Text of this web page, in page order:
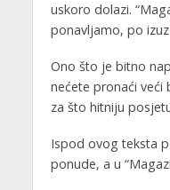
uskoro dolazi.
ponavljamo, po
Ono što je bitno
nećete pronaći veći
za što hitniju
Ispod ovog teksta
ponude, a u